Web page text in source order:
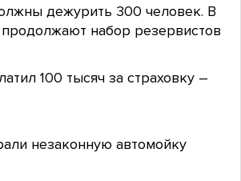
дежурить 300 человек. В
набор резервистов
100 тысяч за страховку –
незаконную автомойку